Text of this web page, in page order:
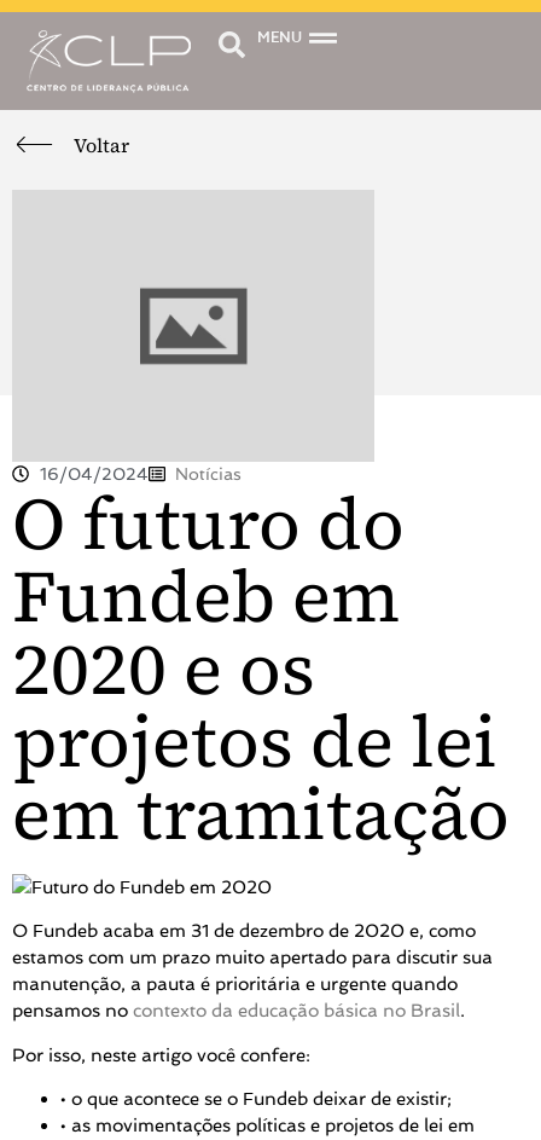
MENU
Voltar
16/04/2024 Notícias
O futuro do
Fundeb em
2020 e os
projetos de lei
em tramitação
O Fundeb acaba em 31 de dezembro de 2020 e, como
estamos com um prazo muito apertado para discutir sua
manutenção, a pauta é prioritária e urgente quando
pensamos no contexto da educação básica no Brasil.
Por isso, neste artigo você confere:
• o que acontece se o Fundeb deixar de existir;
• as movimentações políticas e projetos de lei em